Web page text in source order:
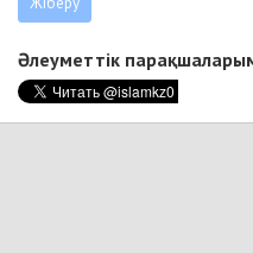
Әлеуметтік